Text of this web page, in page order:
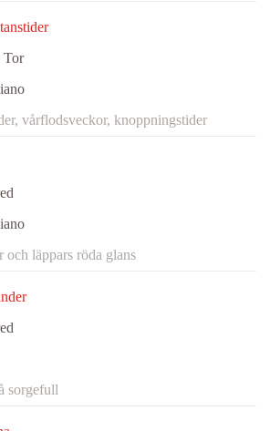
Tor
vårflodsveckor, knoppningstider
och läppars röda glans
sorgefull